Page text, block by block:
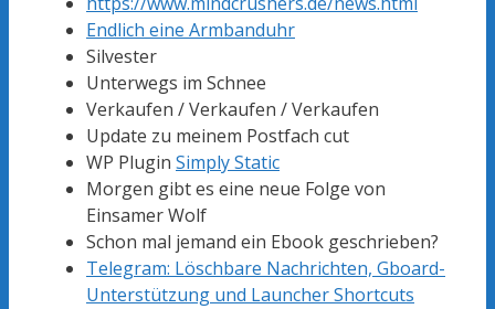
Endlich eine Armbanduhr
Silvester
Unterwegs im Schnee
Verkaufen / Verkaufen / Verkaufen
Update zu meinem Postfach cut
WP Plugin Simply Static
Morgen gibt es eine neue Folge von
Einsamer Wolf
Schon mal jemand ein Ebook geschrieben?
Telegram: Löschbare Nachrichten, Gboard-
Unterstützung und Launcher Shortcuts